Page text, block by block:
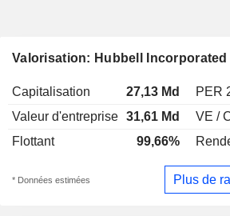
Valorisation: Hubbell Incorporated
Capitalisation 27,13 Md PER
Valeur d'entreprise 31,61 Md VE /
Flottant
99,66%
* Données estimées Plus de